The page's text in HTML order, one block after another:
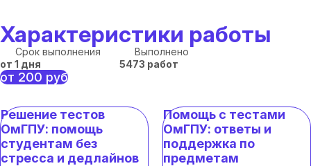
Характеристики работы
Срок выполнения
от 1 дня
Выполнено
5473 работ
от 200 руб
Решение тестов
ОмГПУ: помощь
студентам без
стресса и дедлайнов
Помощь с тестами
ОмГПУ: ответы и
поддержка по
предметам